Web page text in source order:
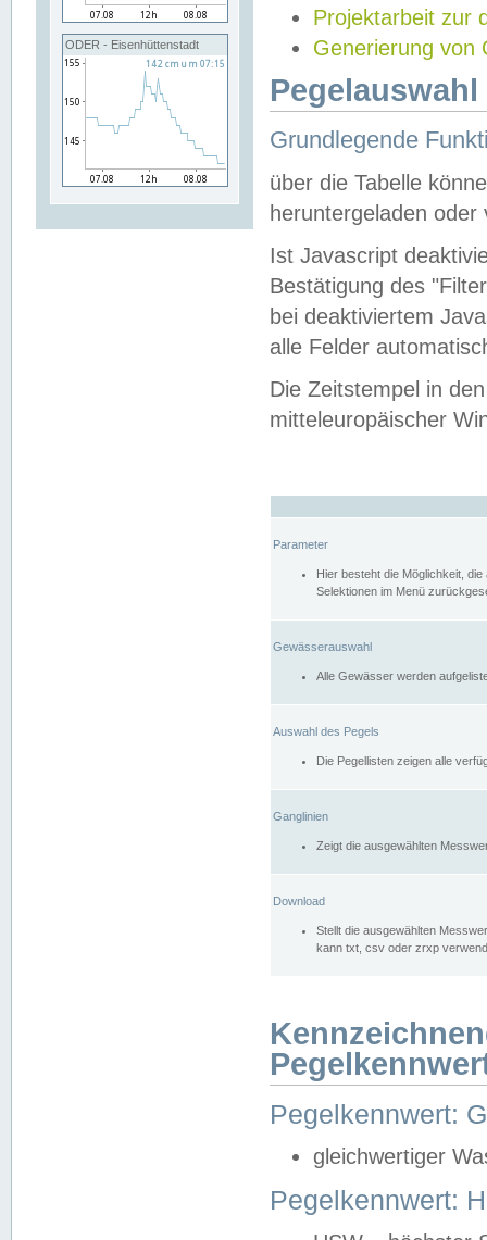
ODER - Eisenhüttenstadt
Projektarbeit zur
Generierung von
Grundlegende
über die Tabelle
heruntergeladen oder
Ist Javascript
Bestätigung des
bei deaktiviertem
alle Felder
Die Zeitstempel in
mitteleuropäischer
Parameter
Hier besteht die Möglichkeit,
Selektionen im Menü
Gewässerauswahl
Alle Gewässer werden
Auswahl des Pegels
Die Pegellisten zeigen alle
Ganglinien
Zeigt die ausgewählten
Download
Stellt die ausgewählten
kann txt, csv oder zrxp
Pegelkennwert:
gleichwertiger
Pegelkennwert: